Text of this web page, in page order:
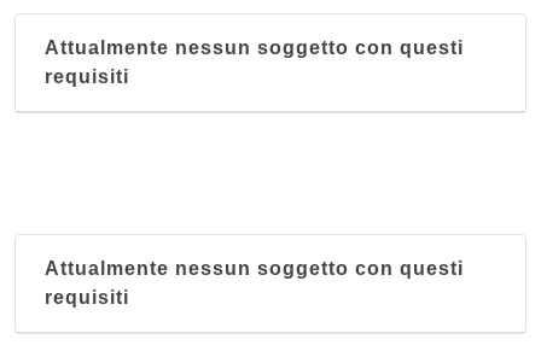
Attualmente nessun soggetto con questi
requisiti
Attualmente nessun soggetto con questi
requisiti